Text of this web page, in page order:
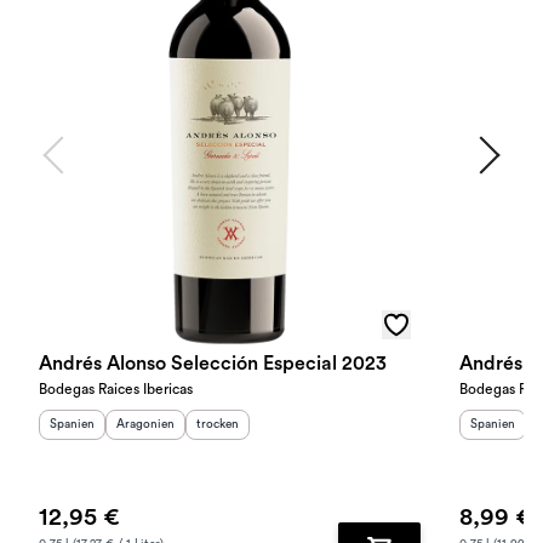
Andrés Alonso Selección Especial 2023
Bodegas Raices Ibericas
Herkunftsland:
Spanien Herkunftsregion:
Aragonien Geschmack
trocken
12,95 €
Andrés
Bodegas
Spanien
8,99 €